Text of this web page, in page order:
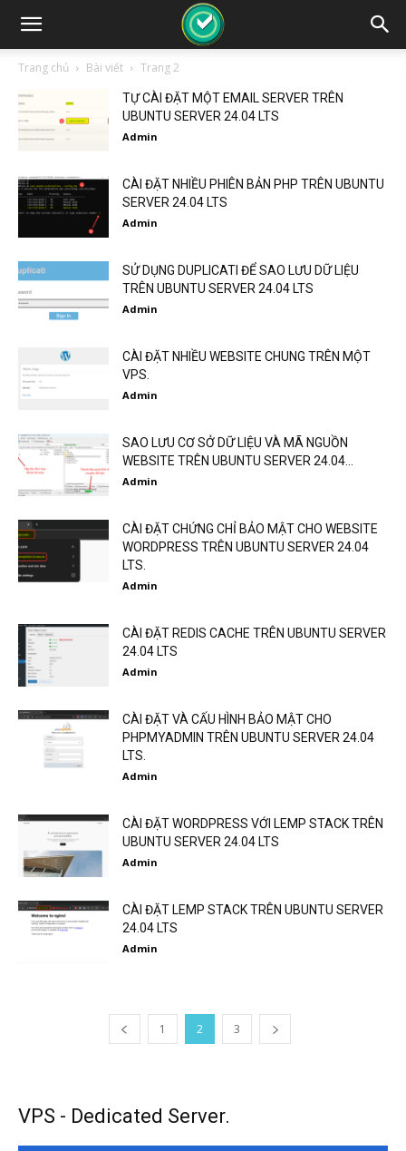
Trang chủ Bài viết Trang 2
TỰ CÀI ĐẶT MỘT EMAIL SERVER TRÊN
UBUNTU SERVER 24.04 LTS
Admin
CÀI ĐẶT NHIỀU PHIÊN BẢN PHP TRÊN UBUNTU
SERVER 24.04 LTS
Admin
SỬ DỤNG DUPLICATI ĐỂ SAO LƯU DỮ LIỆU
TRÊN UBUNTU SERVER 24.04 LTS
Admin
CÀI ĐẶT NHIỀU WEBSITE CHUNG TRÊN MỘT
VPS.
Admin
SAO LƯU CƠ SỞ DỮ LIỆU VÀ MÃ NGUỒN
WEBSITE TRÊN UBUNTU SERVER 24.04...
Admin
CÀI ĐẶT CHỨNG CHỈ BẢO MẬT CHO WEBSITE
WORDPRESS TRÊN UBUNTU SERVER 24.04
LTS.
Admin
CÀI ĐẶT REDIS CACHE TRÊN UBUNTU SERVER
24.04 LTS
Admin
CÀI ĐẶT VÀ CẤU HÌNH BẢO MẬT CHO
PHPMYADMIN TRÊN UBUNTU SERVER 24.04
LTS.
Admin
CÀI ĐẶT WORDPRESS VỚI LEMP STACK TRÊN
UBUNTU SERVER 24.04 LTS
Admin
CÀI ĐẶT LEMP STACK TRÊN UBUNTU SERVER
24.04 LTS
Admin
1 2 3
VPS - Dedicated Server.